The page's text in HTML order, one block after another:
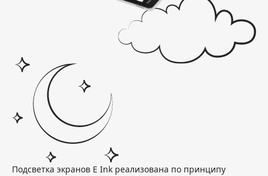
Подсветка экранов E Ink реализована по принципу